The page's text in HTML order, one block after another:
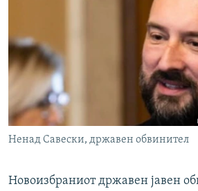
Ненад Савески, државен обвинител
Новоизбраниот државен јавен